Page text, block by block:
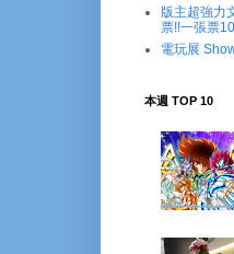
版主超強力
票!!一張票
電玩展
本週 TOP 10